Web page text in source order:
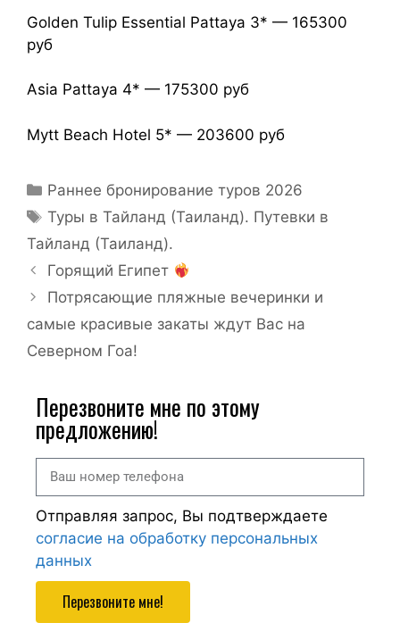
Golden Tulip Essential Pattaya 3* — 165300
руб
Asia Pattaya 4* — 175300 руб
Mytt Beach Hotel 5* — 203600 руб
Раннее бронирование туров 2026
Туры в Тайланд (Таиланд). Путевки в
Тайланд (Таиланд).
Горящий Египет
Потрясающие пляжные вечеринки и
самые красивые закаты ждут Вас на
Северном Гоа!
Перезвоните мне по этому
предложению!
Отправляя запрос, Вы подтверждаете
согласие на обработку персональных
данных
Перезвоните мне!